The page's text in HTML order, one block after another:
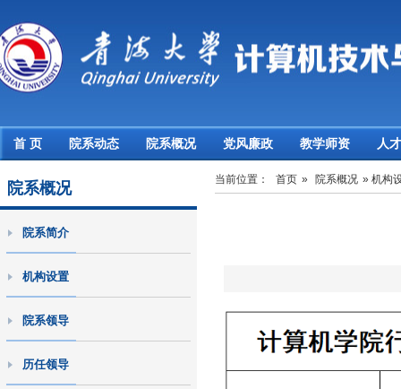
首 页 院系动态 院系概况 党风廉政 教学师资 人
院系概况
院系简介
机构设置
院系领导
历任领导
当前位置： 首页 » 院系概况 » 机构